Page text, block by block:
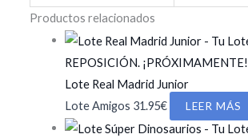
Productos relacionados
REPOSICIÓN. ¡PRÓXIMAMENTE!
Lote Real Madrid Junior
Lote Amigos 31.95€ LEER MÁS